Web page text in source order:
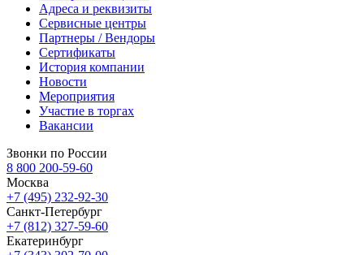
Адреса и реквизиты
Сервисные центры
Партнеры / Вендоры
Сертификаты
История компании
Новости
Мероприятия
Участие в торгах
Вакансии
Звонки по России
8 800 200-59-60
Москва
+7 (495) 232-92-30
Санкт-Петербург
+7 (812) 327-59-60
Екатеринбург